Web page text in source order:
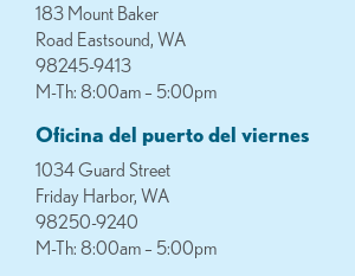
183 Mount Baker
Road Eastsound, WA
98245-9413
M-Th: 8:00am – 5:00pm
Oficina del puerto del viernes
1034 Guard Street
Friday Harbor, WA
98250-9240
M-Th: 8:00am – 5:00pm